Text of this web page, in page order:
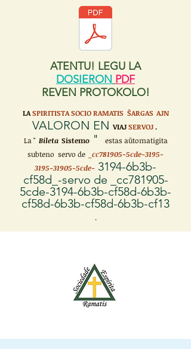
ATENTU! LEGU LA
DOSIERON PDF
REVEN PROTOKOLO!
LA SPIRITISTA SOCIO RAMATIS ŜARGAS AJN
VALORON EN VIAJSERVOJ.
La " Bileta Sistemo"
estas aŭtomatigita
subteno servo de
_cc781905-5cde-3195-
3195-31905-5cde- 3194-6b3b-
cf58d_-servo de _cc781905-
5cde-3194-6b3b-cf58d-6b3b-
cf58d-6b3b-cf58d-6b3b-cf13
.